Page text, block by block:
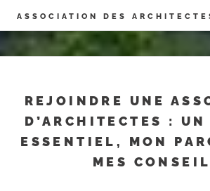
Panneau de gestion des cookies
ASSOCIATION DES
REJOINDRE UNE
D’ARCHITECTES : UN
ESSENTIEL, MON
MES